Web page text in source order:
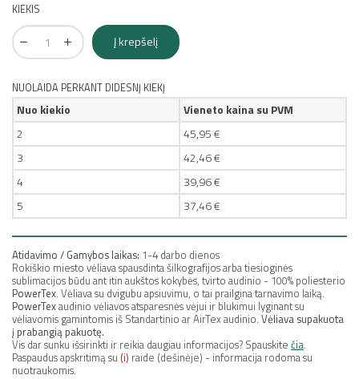
KIEKIS
Į krepšelį
NUOLAIDA PERKANT DIDESNĮ KIEKĮ
Nuo kiekio
Vieneto kaina su PVM
2
45,95 €
3
42,46 €
4
39,96 €
5
37,46 €
Atidavimo / Gamybos laikas: 1-4 darbo dienos
Rokiškio miesto vėliava spausdinta šilkografijos arba tiesioginės
sublimacijos būdu ant itin aukštos kokybės, tvirto audinio - 100% poliesterio
PowerTex. Vėliava su dvigubu apsiuvimu, o tai prailgina tarnavimo laiką.
PowerTexaudinio vėliavos atsparesnės vėjui ir blukimui lyginant su
vėliavomis gamintomis iš Standartinio ar AirTex audinio. Vėliava supakuota
į prabangią pakuotę.
Vis dar sunku išsirinkti ir reikia daugiau informacijos? Spauskite čia.
Paspaudus apskritimą su (i) raide (dešinėje) - informacija rodoma su
nuotraukomis.